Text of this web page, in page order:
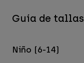
Guía de tallas
Niño (6-14)